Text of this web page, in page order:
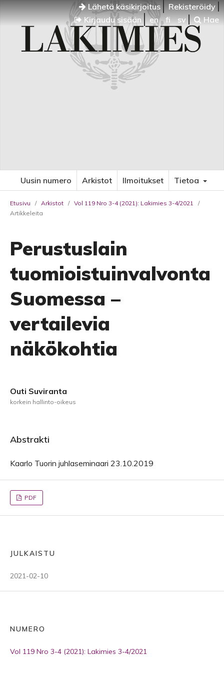
Lähetä käsikirjoitus
Rekisteröidy
Kirjaudu sisään
en fi sv Hae
Uusin numero Arkistot Ilmoitukset Tietoa
Etusivu / Arkistot / Vol 119 Nro 3-4 (2021): Lakimies 3-4/2021
/
Artikkeleita
Perustuslain
tuomioistuinvalvonta
Suomessa –
vertailevia
näkökohtia
Outi Suviranta
korkein hallinto-oikeus
Abstrakti
Kaarlo Tuorin juhlaseminaari 23.10.2019
PDF
JULKAISTU
2021-02-10
NUMERO
Vol 119 Nro 3-4 (2021): Lakimies 3-4/2021